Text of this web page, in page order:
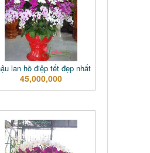
lan hồ điệp tết đẹp nhất
45,000,000